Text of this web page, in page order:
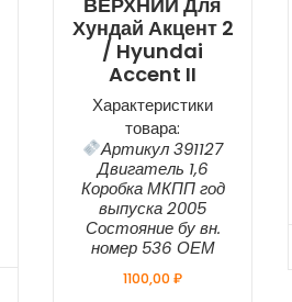
Хундай Акцент 2
/ Hyundai
Accent II
Характеристики
товара:
Артикул 391127
Двигатель 1,6
Коробка МКПП год
выпуска 2005
Состояние бу вн.
номер 536 ОЕМ
1100,00₽